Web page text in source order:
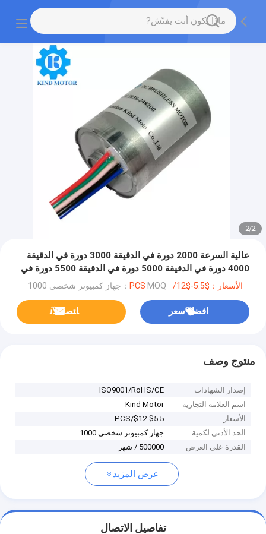
2
/
2
عالية السرعة 2000 دورة في الدقيقة 3000 دورة في الدقيقة
4000 دورة في الدقيقة 5000 دورة في الدقيقة 5500 دورة في
الدقيقة 6000 دورة في الدقيقة 7000 دورة في الدقيقة 5 فولت
فرش
الأسعار：$5.5-$12/PCS MOQ：جهاز كمبيوتر شخصى 1000
افضل سعر ﺎﺘﺼﻟ ﺍﻶﻧ
منتوج وصف
إصدار الشهادات
ISO9001/RoHS/CE
اسم العلامة التجارية
Kind Motor
الأسعار
$5.5-$12/PCS
الحد الأدنى لكمية
جهاز كمبيوتر شخصى 1000
القدرة على العرض
500000 / شهر
عرض المزيد
تفاصيل الاتصال